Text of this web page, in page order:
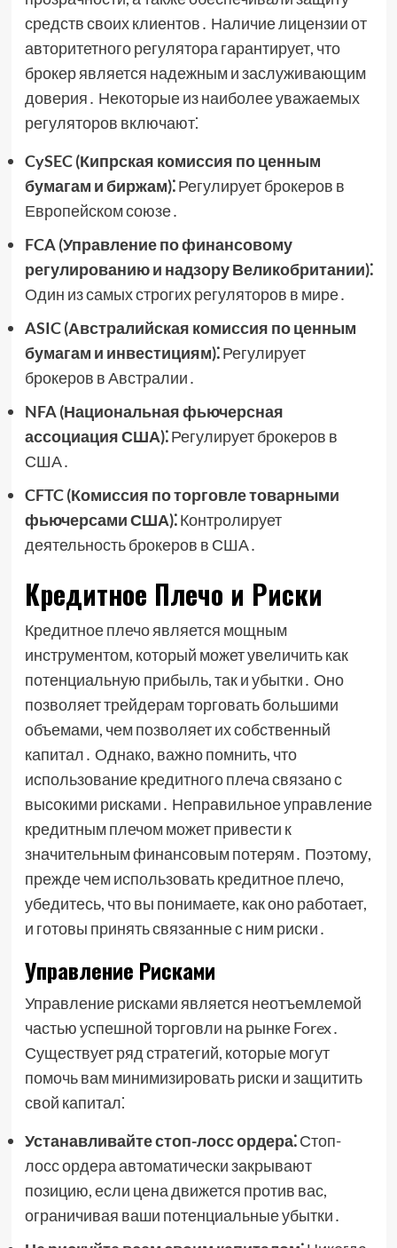
средств своих клиентов․ Наличие лицензии от
авторитетного регулятора гарантирует, что
брокер является надежным и заслуживающим
доверия․ Некоторые из наиболее уважаемых
регуляторов включают⁚
CySEC (Кипрская комиссия по ценным
бумагам и биржам)⁚Регулирует брокеров в
Европейском союзе․
FCA (Управление по финансовому
регулированию и надзору Великобритании)⁚
Один из самых строгих регуляторов в мире․
ASIC (Австралийская комиссия по ценным
бумагам и инвестициям)⁚Регулирует
брокеров в Австралии․
NFA (Национальная фьючерсная
ассоциация США)⁚Регулирует брокеров в
США․
CFTC (Комиссия по торговле товарными
фьючерсами США)⁚Контролирует
деятельность брокеров в США․
Кредитное Плечо и Риски
Кредитное плечо является мощным
инструментом, который может увеличить как
потенциальную прибыль, так и убытки․ Оно
позволяет трейдерам торговать большими
объемами, чем позволяет их собственный
капитал․ Однако, важно помнить, что
использование кредитного плеча связано с
высокими рисками․ Неправильное управление
кредитным плечом может привести к
значительным финансовым потерям․ Поэтому,
прежде чем использовать кредитное плечо,
убедитесь, что вы понимаете, как оно работает,
и готовы принять связанные с ним риски․
Управление Рисками
Управление рисками является неотъемлемой
частью успешной торговли на рынке Forex․
Существует ряд стратегий, которые могут
помочь вам минимизировать риски и защитить
свой капитал⁚
Устанавливайте стоп-лосс ордера⁚Стоп-
лосс ордера автоматически закрывают
позицию, если цена движется против вас,
ограничивая ваши потенциальные убытки․